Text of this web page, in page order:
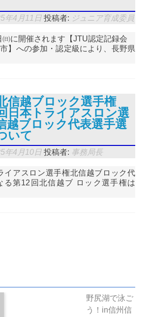
年4月11日 投稿者: ジュニア育成委員
㈰に開催されます【JTU認定記録会
】への参加・認定級により、長野県
信越ブロック選手権
日本トライアスロン選
越ブロック代表選手選
いて
年4月10日 投稿者: 事務局長
イアスロン選手権北信越ブロック代
る第12回北信越ブ ロック選手権は
野尻湖で泳ご
う！in信州信